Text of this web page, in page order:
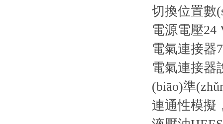
切換位置數
電源電壓24
電氣連接器
電氣連接器
(biāo)準
連通性模擬